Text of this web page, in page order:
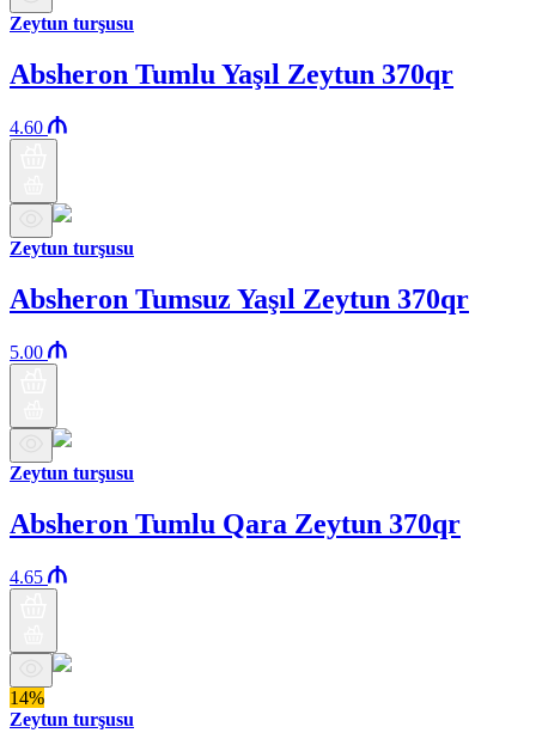
Zeytun turşusu
Absheron Tumlu Yaşıl Zeytun 370qr
4.60
Zeytun turşusu
Absheron Tumsuz Yaşıl Zeytun 370qr
5.00
Zeytun turşusu
Absheron Tumlu Qara Zeytun 370qr
4.65
14%
Zeytun turşusu